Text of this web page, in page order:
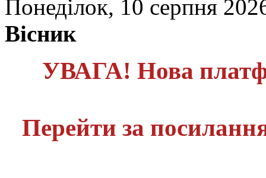
Понеділок, 10 серпня
Вісник
УВАГА! Нова
Перейти за